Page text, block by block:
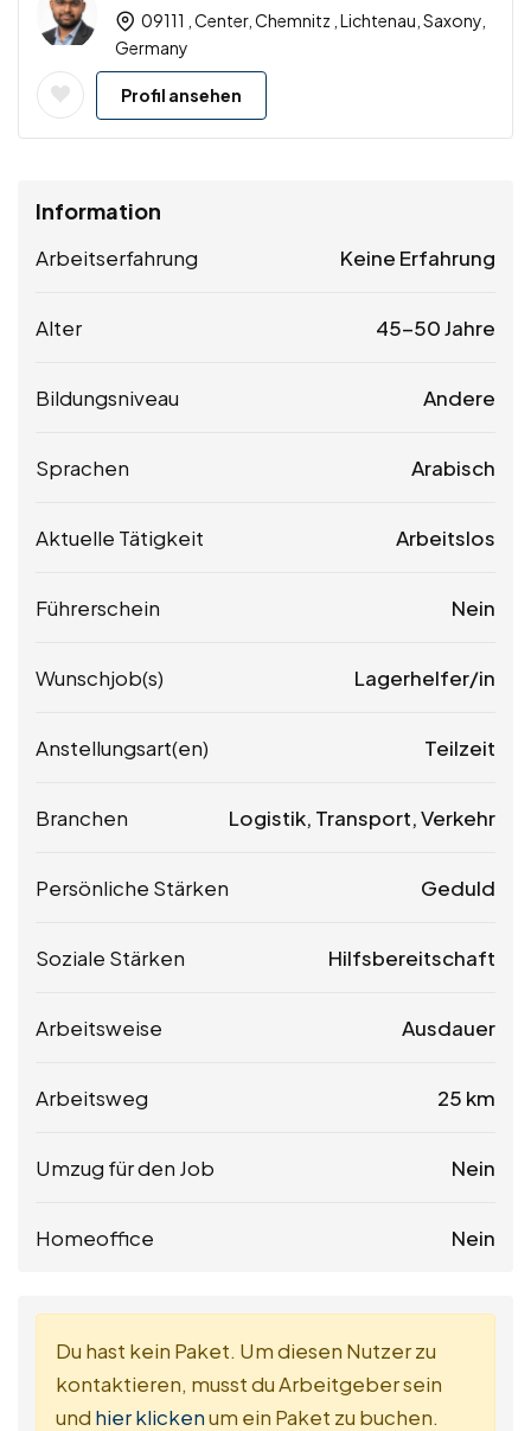
09111 , Center, Chemnitz , Lichtenau, Saxony,
Germany
Profil ansehen
Information
Arbeitserfahrung Keine Erfahrung
Alter 45-50 Jahre
Bildungsniveau Andere
Sprachen Arabisch
Aktuelle Tätigkeit Arbeitslos
Führerschein Nein
Wunschjob(s) Lagerhelfer/in
Anstellungsart(en) Teilzeit
Branchen Logistik, Transport, Verkehr
Persönliche Stärken Geduld
Soziale Stärken Hilfsbereitschaft
Arbeitsweise Ausdauer
Arbeitsweg 25 km
Umzug für den Job Nein
Homeoffice Nein
Du hast kein Paket. Um diesen Nutzer zu
kontaktieren, musst du Arbeitgeber sein
und hier klickenum ein Paket zu buchen.